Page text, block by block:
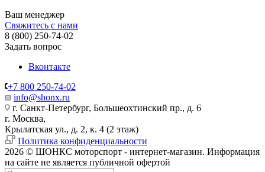
Ваш менеджер
Свяжитесь с нами
8 (800) 250-74-02
Задать вопрос
Вконтакте
+7 800 250-74-02
info@shonx.ru
г. Санкт-Петербург, Большеохтинский пр., д. 6
г. Москва,
Крылатская ул., д. 2, к. 4 (2 этаж)
Политика конфиденциальности
2026 © ШОНКС моторспорт - интернет-магазин. Информация
на сайте не является публичной офертой